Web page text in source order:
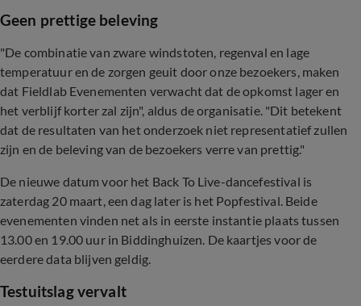
Geen prettige beleving
"De combinatie van zware windstoten, regenval en lage
temperatuur en de zorgen geuit door onze bezoekers, maken
dat Fieldlab Evenementen verwacht dat de opkomst lager en
het verblijf korter zal zijn", aldus de organisatie. "Dit betekent
dat de resultaten van het onderzoek niet representatief zullen
zijn en de beleving van de bezoekers verre van prettig."
De nieuwe datum voor het Back To Live-dancefestival is
zaterdag 20 maart, een dag later is het Popfestival. Beide
evenementen vinden net als in eerste instantie plaats tussen
13.00 en 19.00 uur in Biddinghuizen. De kaartjes voor de
eerdere data blijven geldig.
Testuitslag vervalt